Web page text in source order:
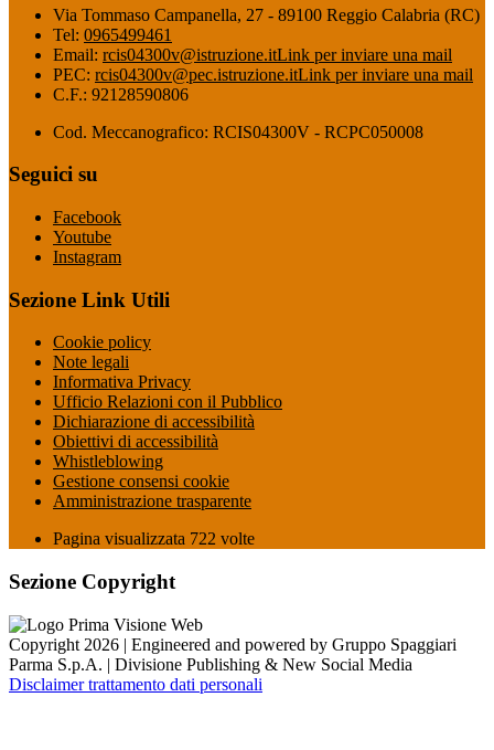
Via Tommaso Campanella, 27 - 89100 Reggio Calabria (RC)
Tel: 0965499461
Email: rcis04300v@istruzione.itLink per inviare una mail
PEC: rcis04300v@pec.istruzione.itLink per inviare una mail
C.F.: 92128590806
Cod. Meccanografico: RCIS04300V - RCPC050008
Seguici su
Facebook
Youtube
Instagram
Sezione Link Utili
Cookie policy
Note legali
Informativa Privacy
Ufficio Relazioni con il Pubblico
Dichiarazione di accessibilità
Obiettivi di accessibilità
Whistleblowing
Gestione consensi cookie
Amministrazione trasparente
Pagina visualizzata 722 volte
Sezione Copyright
Copyright 2026 | Engineered and powered by Gruppo Spaggiari
Parma S.p.A. | Divisione Publishing & New Social Media
Disclaimer trattamento dati personali